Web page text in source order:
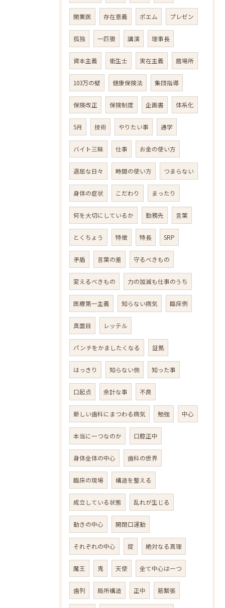
開業医 存在意義 ポエム プレゼン
孤独 一匹狼 講演 理事長
資本主義 衛生士 実在主義 居場所
103万の壁 健康保険法 集団指導
保険改正 保険制度 企画書 体系化
5月 技術 やりたい事 通学
バイト三昧 仕事 お金の使い方
退屈な日々 時間の使い方 つまらない
身体の症状 こだわり まったり
何を大切にしているか 勤務先 言葉
とくちょう 特徴 特長 SRP
矛盾 言葉の差 守るべきもの
変えるべきもの 力の加減も仕事のうち
医療第一主義 知らない病気 臨床例
真面目 レッテル
パンチをかましたくなる 証拠
はっきり 知らない側 知った事
口起点 余計な事 不良
新しい歯科にまつわる病気 勉強 中心
本当に一つなのか 口腔正中
身体全体の中心 歯科の世界
臨床の現場 構造を整える
成立している状態 乱れが生じる
動きの中心 開閉口運動
それぞれの中心 掟 絶対なる真理
魔王 鬼 天使 全て中心は一つ
歯列 局所構造 正中 筋緊張